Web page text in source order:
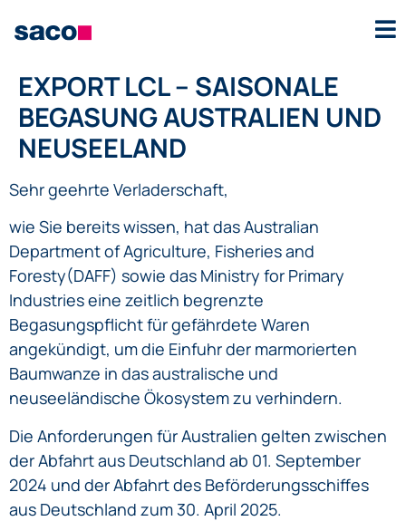
EXPORT LCL – SAISONALE
BEGASUNG AUSTRALIEN UND
NEUSEELAND
Sehr geehrte Verladerschaft,
wie Sie bereits wissen, hat das Australian
Department of Agriculture, Fisheries and
Foresty(DAFF) sowie das Ministry for Primary
Industries eine zeitlich begrenzte
Begasungspflicht für gefährdete Waren
angekündigt, um die Einfuhr der marmorierten
Baumwanze in das australische und
neuseeländische Ökosystem zu verhindern.
Die Anforderungen für Australien gelten zwischen
der Abfahrt aus Deutschland ab 01. September
2024 und der Abfahrt des Beförderungsschiffes
aus Deutschland zum 30. April 2025.